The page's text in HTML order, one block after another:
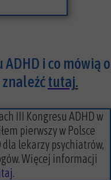
i co mówią o
tutaj.
III Kongresu ADHD w
pierwszy w Polsce
lekarzy psychiatrów,
Więcej informacji
.